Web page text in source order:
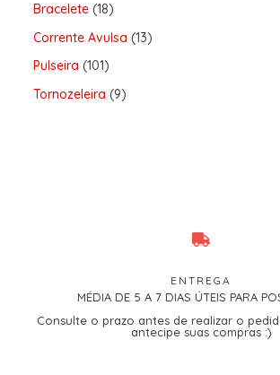
Bracelete 18
Corrente Avulsa 13
Pulseira 101
Tornozeleira 9
ENTREGA
MÉDIA DE 5 A 7 DIAS ÚTEIS PARA
Consulte o prazo antes de realizar o
antecipe suas compras :)